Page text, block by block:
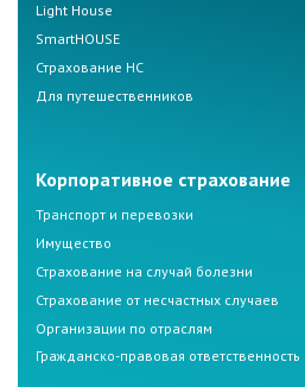
Light House
SmartHOUSE
Страхование НС
Для путешественников
Корпоративное страхование
Транспорт и перевозки
Имущество
Страхование на случай болезни
Страхование от несчастных случаев
Организации по отраслям
Гражданско-правовая ответственность